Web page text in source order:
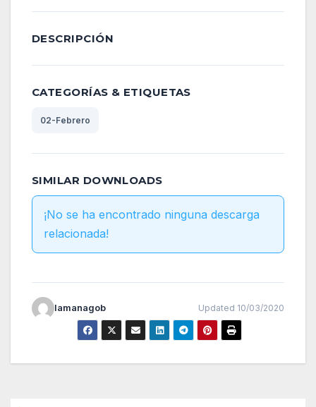
DESCRIPCIÓN
CATEGORÍAS & ETIQUETAS
02-Febrero
SIMILAR DOWNLOADS
¡No se ha encontrado ninguna descarga
relacionada!
lamanagob Updated 10/03/2020